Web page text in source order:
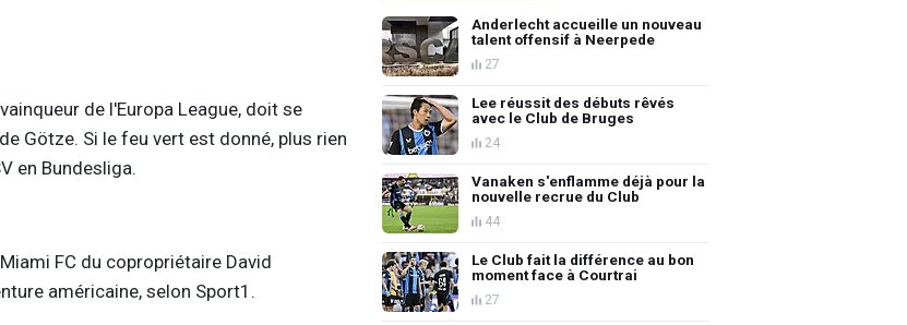
de l'Europa League, doit se
Götze. Si le feu vert est donné, plus rien
en Bundesliga.
FC du copropriétaire David
américaine, selon Sport1.
Anderlecht accueille un nouveau
talent offensif à Neerpede
27
Lee réussit des débuts rêvés
avec le Club de Bruges
24
Vanaken s'enflamme déjà pour la
nouvelle recrue du Club
44
Le Club fait la différence au bon
moment face à Courtrai
27